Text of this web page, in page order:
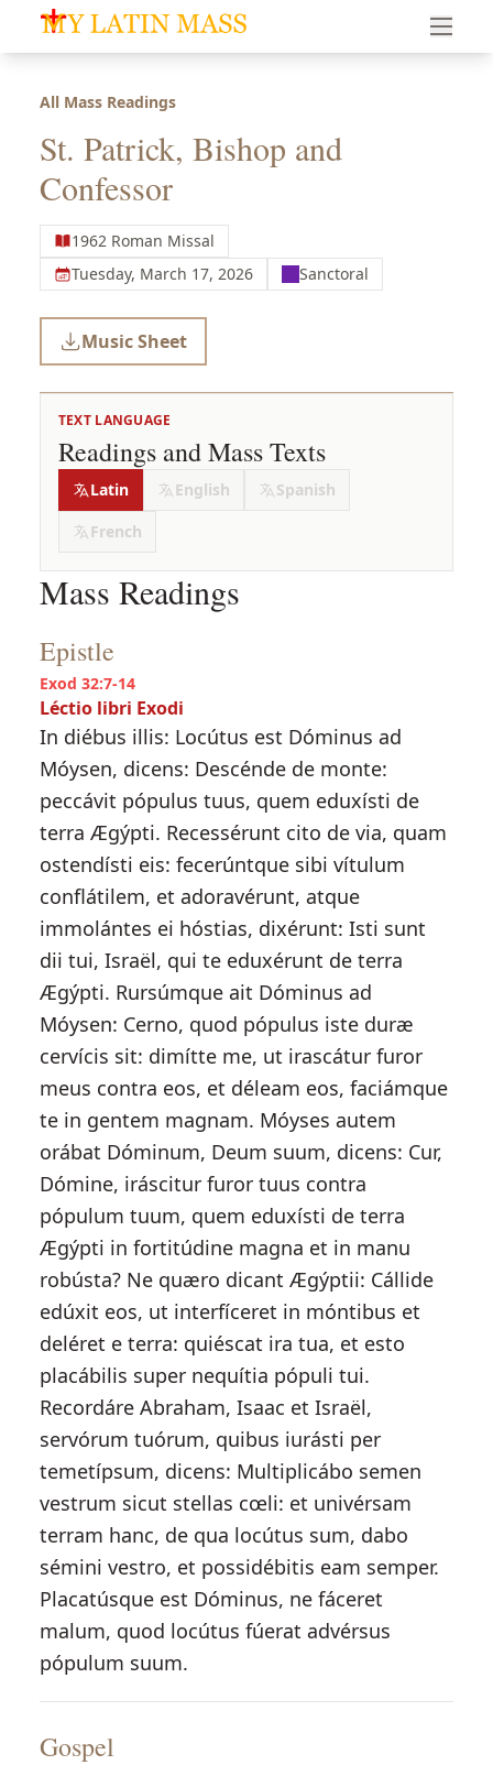
My Latin Mass - Traditional Latin Mass of South Florida
All Mass Readings
St. Patrick, Bishop and
Confessor
1962 Roman Missal
Tuesday, March 17, 2026
Sanctoral
Music Sheet
TEXT LANGUAGE
Readings and Mass Texts
Latin English
Spanish
French
Mass Readings
Epistle
Exod 32:7-14
Léctio libri Exodi
In diébus illis: Locútus est Dóminus ad
Móysen, dicens: Descénde de monte:
peccávit pópulus tuus, quem eduxísti de
terra Ægýpti. Recessérunt cito de via, quam
ostendísti eis: fecerúntque sibi vítulum
conflátilem, et adoravérunt, atque
immolántes ei hóstias, dixérunt: Isti sunt
dii tui, Israël, qui te eduxérunt de terra
Ægýpti. Rursúmque ait Dóminus ad
Móysen: Cerno, quod pópulus iste duræ
cervícis sit: dimítte me, ut irascátur furor
meus contra eos, et déleam eos, faciámque
te in gentem magnam. Móyses autem
orábat Dóminum, Deum suum, dicens: Cur,
Dómine, iráscitur furor tuus contra
pópulum tuum, quem eduxísti de terra
Ægýpti in fortitúdine magna et in manu
robústa? Ne quæro dicant Ægýptii: Cállide
edúxit eos, ut interfíceret in móntibus et
deléret e terra: quiéscat ira tua, et esto
placábilis super nequítia pópuli tui.
Recordáre Abraham, Isaac et Israël,
servórum tuórum, quibus iurásti per
temetípsum, dicens: Multiplicábo semen
vestrum sicut stellas cœli: et univérsam
terram hanc, de qua locútus sum, dabo
sémini vestro, et possidébitis eam semper.
Placatúsque est Dóminus, ne fáceret
malum, quod locútus fúerat advérsus
pópulum suum.
Gospel